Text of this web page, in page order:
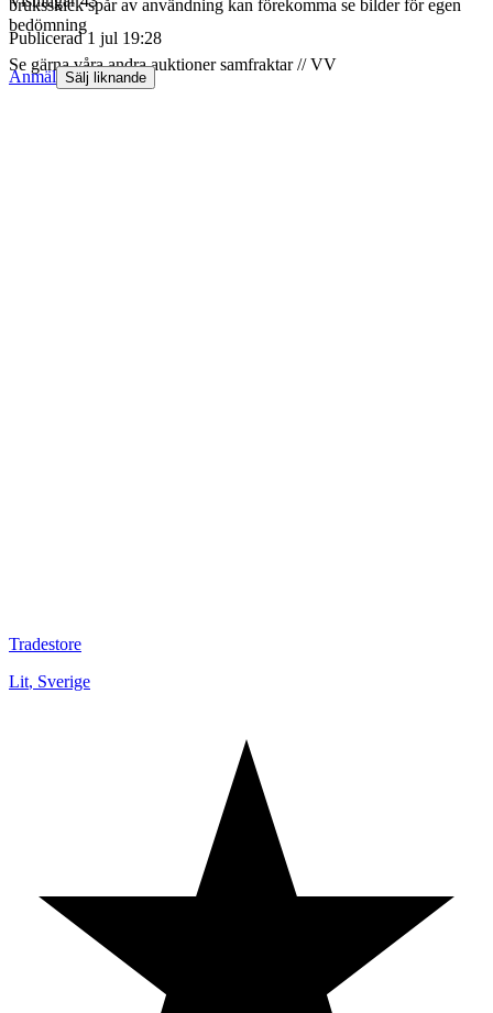
bruksskick spår av användning kan förekomma se bilder för egen
bedömning
Se gärna våra andra auktioner samfraktar // VV
Publicerad 1 jul 19:28
Anmäl Sälj liknande
Tradestore
Lit, Sverige